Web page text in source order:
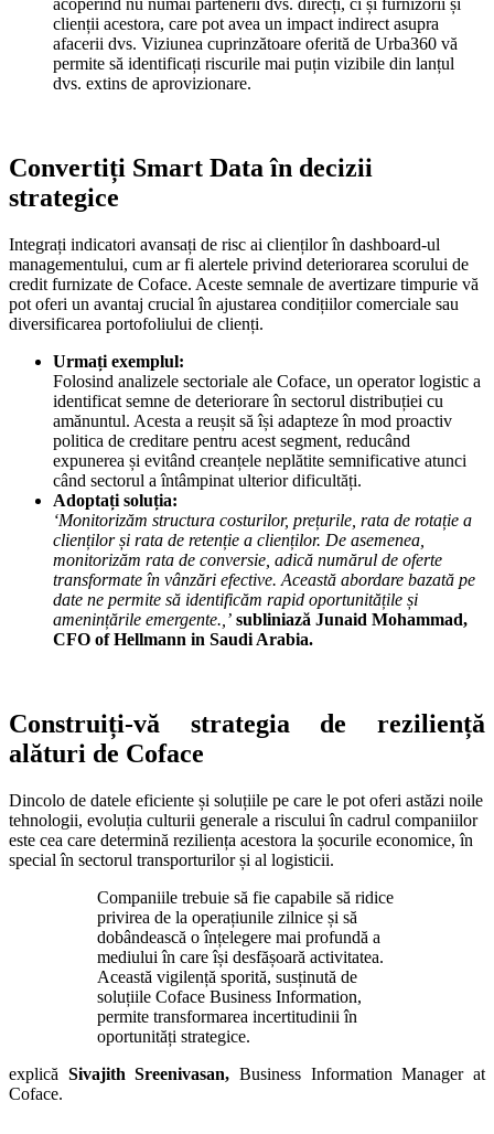
acoperind nu numai partenerii dvs. direcți, ci și furnizorii și
clienții acestora, care pot avea un impact indirect asupra
afacerii dvs. Viziunea cuprinzătoare oferită de Urba360 vă
permite să identificați riscurile mai puțin vizibile din lanțul
dvs. extins de aprovizionare.
Convertiți Smart Data în decizii
strategice
Integrați indicatori avansați de risc ai clienților în dashboard-ul
managementului, cum ar fi alertele privind deteriorarea scorului de
credit furnizate de Coface. Aceste semnale de avertizare timpurie vă
pot oferi un avantaj crucial în ajustarea condițiilor comerciale sau
diversificarea portofoliului de clienți.
Urmați exemplul:
Folosind analizele sectoriale ale Coface, un operator logistic a
identificat semne de deteriorare în sectorul distribuției cu
amănuntul. Acesta a reușit să își adapteze în mod proactiv
politica de creditare pentru acest segment, reducând
expunerea și evitând creanțele neplătite semnificative atunci
când sectorul a întâmpinat ulterior dificultăți.
Adoptați soluția:
‘Monitorizăm structura costurilor, prețurile, rata de rotație a
clienților și rata de retenție a clienților. De asemenea,
monitorizăm rata de conversie, adică numărul de oferte
transformate în vânzări efective. Această abordare bazată pe
date ne permite să identificăm rapid oportunitățile și
amenințările emergente.,’ subliniază Junaid Mohammad,
CFO of Hellmann in Saudi Arabia.
Construiți-vă strategia de reziliență
alături de Coface
Dincolo de datele eficiente și soluțiile pe care le pot oferi astăzi noile
tehnologii, evoluția culturii generale a riscului în cadrul companiilor
este cea care determină reziliența acestora la șocurile economice, în
special în sectorul transporturilor și al logisticii.
Companiile trebuie să fie capabile să ridice
privirea de la operațiunile zilnice și să
dobândească o înțelegere mai profundă a
mediului în care își desfășoară activitatea.
Această vigilență sporită, susținută de
soluțiile Coface Business Information,
permite transformarea incertitudinii în
oportunități strategice.
explică Sivajith Sreenivasan,Business Information Manager at
Coface.